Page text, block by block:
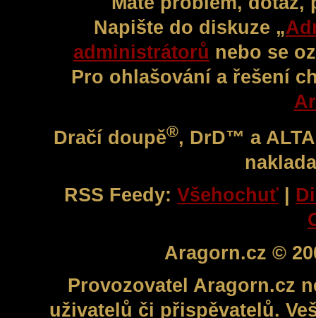
Napište do diskuze „
administrátorů nebo se
Pro ohlašování a řešení
Dračí doupě®, DrD™ a
RSS Feedy: Všehochuť
Aragorn.cz ©
Provozovatel Aragorn.cz
uživatelů či přispěvatelů.